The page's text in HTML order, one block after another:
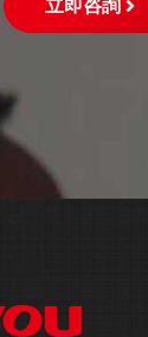
立即咨詢